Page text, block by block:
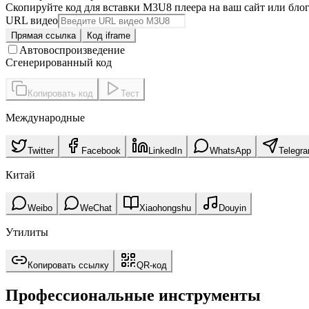
Скопируйте код для вставки M3U8 плеера на ваш сайт или блог
URL видео
Прямая ссылка Код iframe
Автовоспроизведение
Сгенерированный код
Копировать код Тест
Международные
Twitter Facebook LinkedIn WhatsApp
Китай
Weibo WeChat Xiaohongshu Douyin
Утилиты
Копировать ссылку QR-код
Профессиональные инструменты